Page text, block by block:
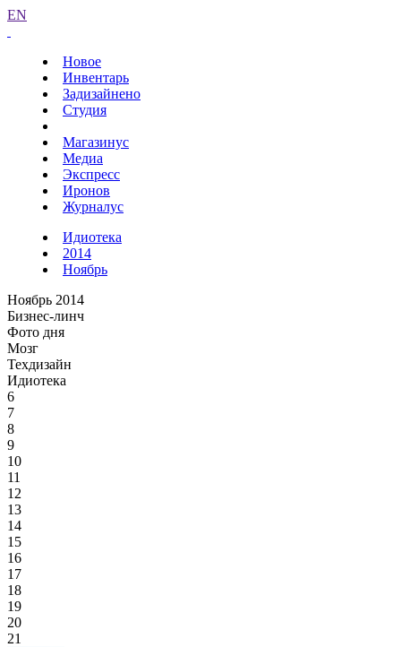
EN
Новое
Инвентарь
Задизайнено
Студия
Магазинус
Медиа
Экспресс
Иронов
Журналус
Идиотека
2014
Ноябрь
Ноябрь 2014
Бизнес-линч
Фото дня
Мозг
Техдизайн
Идиотека
6
7
8
9
10
11
12
13
14
15
16
17
18
19
20
21